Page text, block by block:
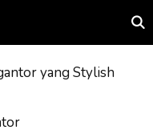
yang Stylish